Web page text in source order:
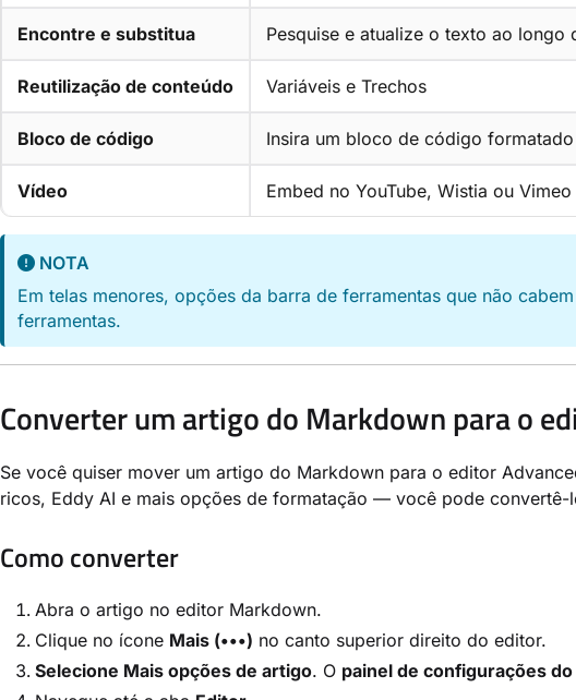
Encontre e substitua Pesquise e atualize o texto ao longo
Reutilização de conteúdo Variáveis e Trechos
Bloco de código Insira um bloco de código formatado
Vídeo Embed no YouTube, Wistia ou Vimeo
NOTA
Em telas menores, opções da barra de ferramentas que não
ferramentas.
Converter um artigo do Markdown para o
Se você quiser mover um artigo do Markdown para o editor
ricos, Eddy AI e mais opções de formatação — você pode
Como converter
Abra o artigo no editor Markdown.
Clique no ícone Mais (•••) no canto superior direito do editor.
Selecione Mais opções de artigo. O painel de configurações